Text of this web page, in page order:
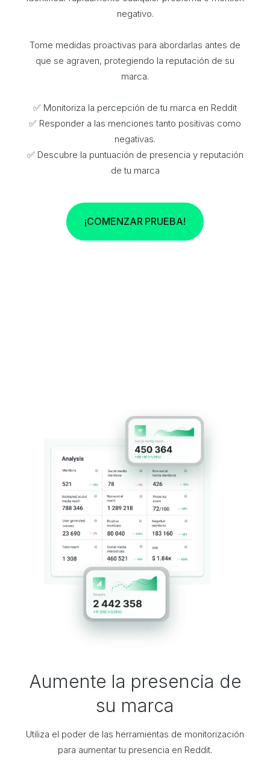
negativo.
Tome medidas proactivas para abordarlas antes de
que se agraven, protegiendo la reputación de su
marca.
✅ Monitoriza la percepción de tu marca en Reddit
✅ Responder a las menciones tanto positivas como
negativas.
✅ Descubre la puntuación de presencia y reputación
de tu marca
¡COMENZAR PRUEBA!
Aumente la presencia de
su marca
Utiliza el poder de las herramientas de monitorización
para aumentar tu presencia en Reddit.